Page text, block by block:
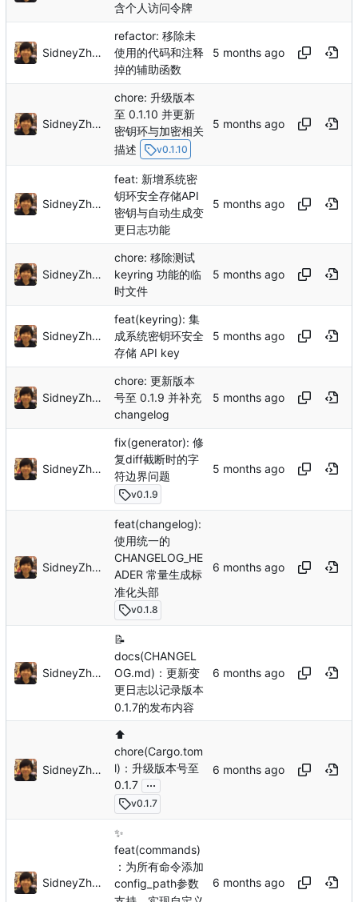
含个人访问令牌
SidneyZhang
refactor: 移除未
使用的代码和注释
掉的辅助函数
SidneyZhang
chore: 升级版本
至 0.1.10 并更新
密钥环与加密相关
描述
v0.1.10
SidneyZhang
feat: 新增系统密
钥环安全存储API
密钥与自动生成变
更日志功能
SidneyZhang
chore: 移除测试
keyring 功能的临
时文件
SidneyZhang
feat(keyring): 集
成系统密钥环安全
存储 API key
SidneyZhang
chore: 更新版本
号至 0.1.9 并补充
changelog
SidneyZhang
fix(generator): 修
复diff截断时的字
符边界问题
v0.1.9
SidneyZhang
feat(changelog):
使用统一的
CHANGELOG_HE
ADER 常量生成标
准化头部
v0.1.8
SidneyZhang
📝
docs(CHANGEL
OG.md)：更新变
更日志以记录版本
0.1.7的发布内容
SidneyZhang
⬆️
chore(Cargo.tom
l)：升级版本号至
0.1.7 ...
v0.1.7
SidneyZhang
✨
feat(commands)
：为所有命令添加
config_path参数